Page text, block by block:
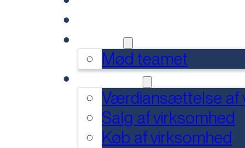
Mød teamet
Værdiansættelse af
Salg af virksomhed
Køb af virksomhed